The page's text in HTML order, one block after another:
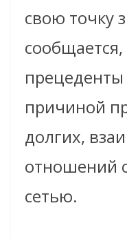
свою точку
прецеденты
причиной
долгих,
отношений
сетью.